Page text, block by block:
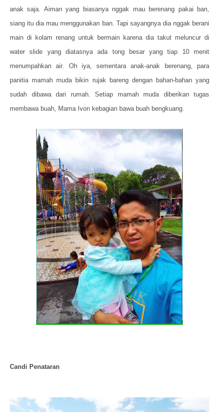
anak saja. Aiman yang biasanya nggak mau berenang pakai ban,
siang itu dia mau menggunakan ban. Tapi sayangnya dia nggak berani
main di kolam renang untuk bermain karena dia takut meluncur di
water slide yang diatasnya ada tong besar yang tiap 10 menit
menumpahkan air. Oh iya, sementara anak-anak berenang, para
panitia mamah muda bikin rujak bareng dengan bahan-bahan yang
sudah dibawa dari rumah. Setiap mamah muda diberikan tugas
membawa buah, Mama Ivon kebagian bawa buah bengkuang.
Candi Penataran